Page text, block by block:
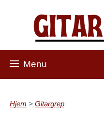
Menu
Hjem > Gitargrep